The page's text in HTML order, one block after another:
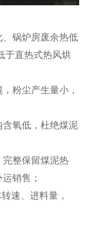
锅炉房废余热低
于直热式热风烘
粉尘产生量小，
氧低，杜绝煤泥
整保留煤泥热
销售；
速、进料量，